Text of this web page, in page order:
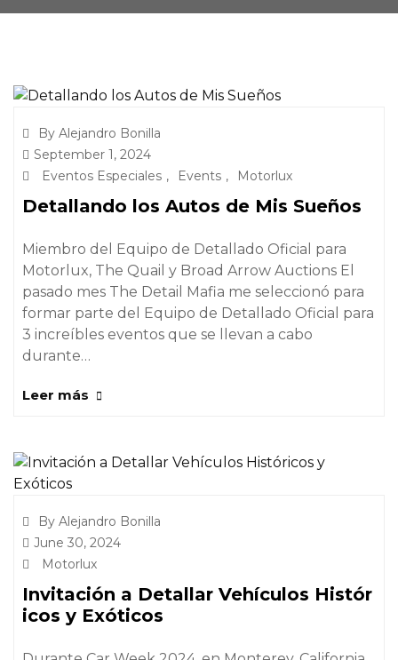
By Alejandro Bonilla
September 1, 2024
Eventos Especiales , Events , Motorlux
Detallando los Autos de Mis Sueños
Miembro del Equipo de Detallado Oficial para
Motorlux, The Quail y Broad Arrow Auctions El
pasado mes The Detail Mafia me seleccionó para
formar parte del Equipo de Detallado Oficial para
3 increíbles eventos que se llevan a cabo
durante…
Leer más
By Alejandro Bonilla
June 30, 2024
Motorlux
Invitación a Detallar Vehículos Histór
icos y Exóticos